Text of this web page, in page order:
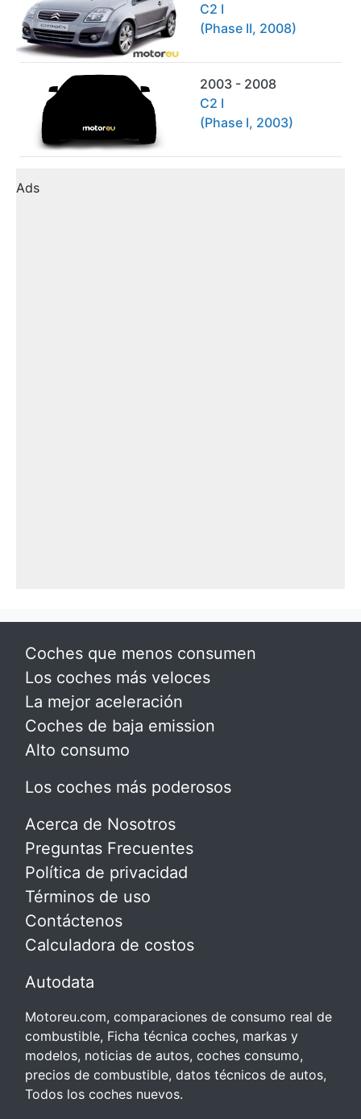
C2 I
(Phase II, 2008)
2003 - 2008
C2 I
(Phase I, 2003)
Ads
Coches que menos consumen
Los coches más veloces
La mejor aceleración
Coches de baja emission
Alto consumo
Los coches más poderosos
Acerca de Nosotros
Preguntas Frecuentes
Política de privacidad
Términos de uso
Contáctenos
Calculadora de costos
Autodata
Motoreu.com, comparaciones de consumo real de
combustible, Ficha técnica coches, markas y
modelos, noticias de autos, coches consumo,
precios de combustible, datos técnicos de autos,
Todos los coches nuevos.